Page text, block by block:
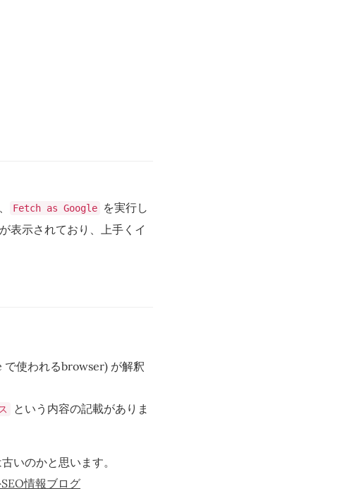
Fetch as Google
を実行し
表示されており、上手くイ
使われるbrowser) が解釈
という内容の記載がありま
いのかと思います。
情報ブログ